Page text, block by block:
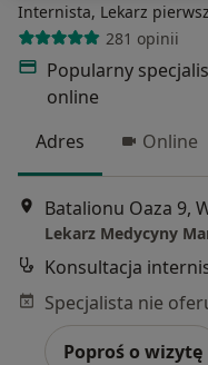
Internista, Lekarz
281 opinii
Popularny
online
Adres
Online
Batalionu Oaza 9,
Konsultacja
Poproś o wizytę